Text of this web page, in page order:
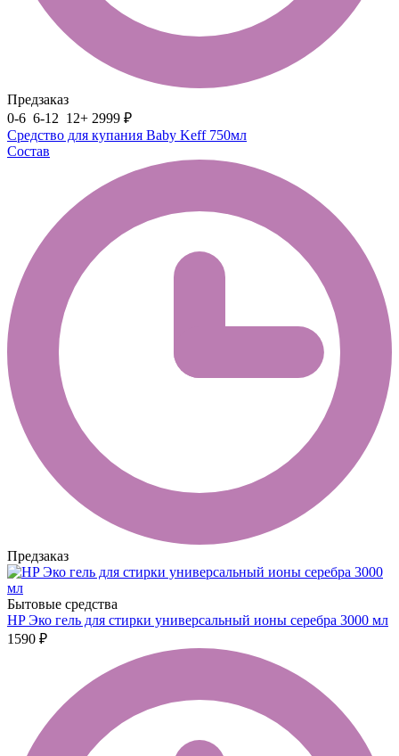
Предзаказ
0-6 6-12 12+ 2999 ₽
Средство для купания Baby Keff 750мл
Состав
Предзаказ
Бытовые средства
HP Эко гель для стирки универсальный ионы серебра 3000 мл
1590 ₽